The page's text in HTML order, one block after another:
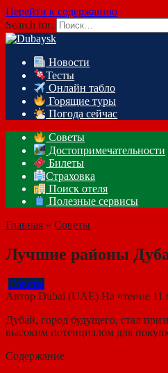
Перейти к содержанию
Search for:
Новости
Тесты
Онлайн табло
Горящие туры
Погода сейчас
Советы
Достопримечательности
Билеты
Страховка
Поиск отеля
Полезные сервисы
Главная » Советы
Лучшие районы
Советы
Автор Dubai (UAE) На чтение 11
Дубай, город будущего, стал
высоким потенциалом для
Содержание